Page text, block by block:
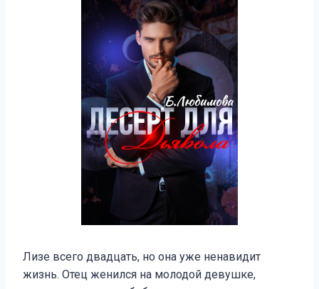
Лизе всего двадцать, но она уже ненавидит
жизнь. Отец женился на молодой девушке,